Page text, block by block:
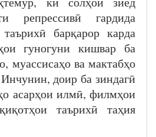
репрессивӣ гардида
барқарор карда
гуногуни кишвар ба
муассисаҳо ва мактабҳо
доир ба зиндагӣ
асарҳои илмӣ, филмҳои
таърихӣ таҳия